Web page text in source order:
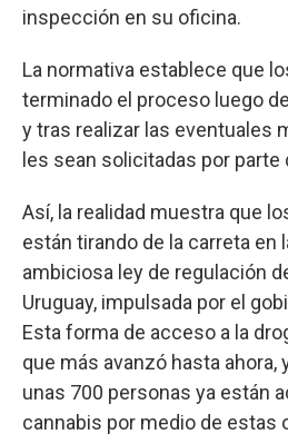
inspección en su oficina.
La normativa establece que
terminado el proceso luego
y tras realizar las eventuales
les sean solicitadas por parte
Así, la realidad muestra que
están tirando de la carreta en
ambiciosa ley de regulación
Uruguay, impulsada por el
Esta forma de acceso a la
que más avanzó hasta ahora,
unas 700 personas ya están
cannabis por medio de estas